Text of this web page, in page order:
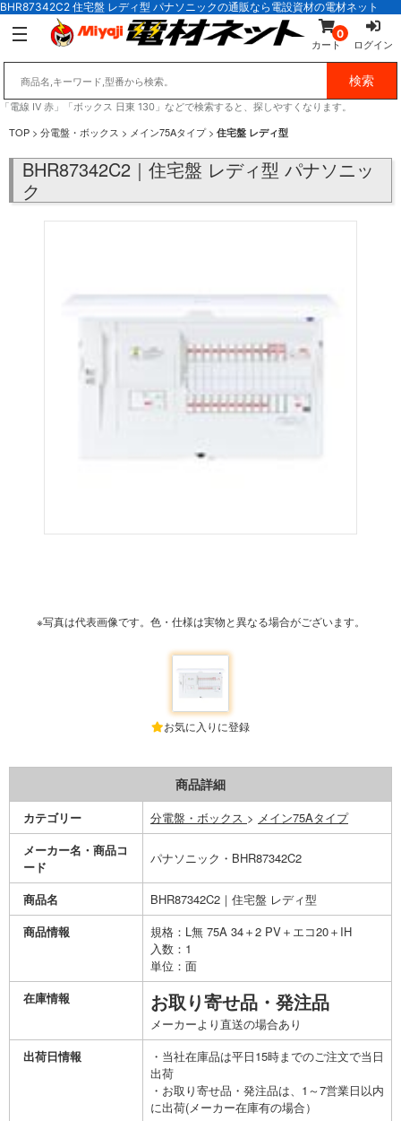
BHR87342C2 住宅盤 レディ型 パナソニックの通販なら電設資材の電材ネット
0
カート ログイン
「電線 IV 赤」「ボックス 日東 130」などで検索すると、探しやすくなります。
TOP > 分電盤・ボックス > メイン75Aタイプ> 住宅盤 レディ型
BHR87342C2｜住宅盤 レディ型 パナソニッ
ク
※写真は代表画像です。色・仕様は実物と異なる場合がございます。
お気に入りに登録
商品詳細
カテゴリー 分電盤・ボックス > メイン75Aタイプ
メーカー名・商品コ
ード
パナソニック・BHR87342C2
商品名
BHR87342C2｜住宅盤 レディ型
商品情報
規格：L無 75A 34＋2 PV＋エコ20＋IH
入数：1
単位：面
在庫情報
お取り寄せ品・発注品
メーカーより直送の場合あり
出荷日情報
・当社在庫品は平日15時までのご注文で当日
出荷
・お取り寄せ品・発注品は、1～7営業日以内
に出荷(メーカー在庫有の場合）